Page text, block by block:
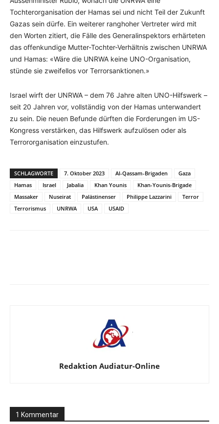
Tochterorganisation der Hamas sei und nicht Teil der Zukunft
Gazas sein dürfe. Ein weiterer ranghoher Vertreter wird mit
den Worten zitiert, die Fälle des Generalinspektors erhärteten
das offenkundige Mutter-Tochter-Verhältnis zwischen UNRWA
und Hamas: «Wäre die UNRWA keine UNO-Organisation,
stünde sie zweifellos vor Terrorsanktionen.»
Israel wirft der UNRWA – dem 76 Jahre alten UNO-Hilfswerk –
seit 20 Jahren vor, vollständig von der Hamas unterwandert
zu sein. Die neuen Befunde dürften die Forderungen im US-
Kongress verstärken, das Hilfswerk aufzulösen oder als
Terrororganisation einzustufen.
SCHLAGWORTE 7. Oktober 2023 Al-Qassam-Brigaden
Gaza
Hamas
Israel Jabalia Khan Younis
Khan-Younis-Brigade
Massaker
Nuseirat Palästinenser Philippe Lazzarini
Terror
Terrorismus
UNRWA USA USAID
Redaktion Audiatur-Online
1 Kommentar